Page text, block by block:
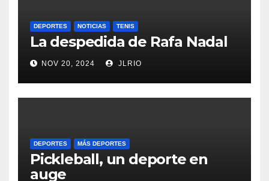
DEPORTES NOTICIAS TENIS
La despedida de Rafa Nadal
NOV 20, 2024 JLRIO
DEPORTES MÁS DEPORTES
Pickleball, un deporte en
auge